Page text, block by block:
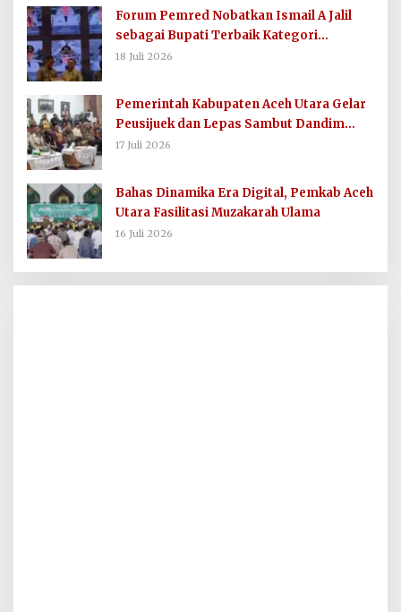
Forum Pemred Nobatkan Ismail A Jalil
sebagai Bupati Terbaik Kategori
Komunikasi dan Informasi Publik
18 Juli 2026
Pemerintah Kabupaten Aceh Utara Gelar
Peusijuek dan Lepas Sambut Dandim
0103/AUT
17 Juli 2026
Bahas Dinamika Era Digital, Pemkab Aceh
Utara Fasilitasi Muzakarah Ulama
16 Juli 2026